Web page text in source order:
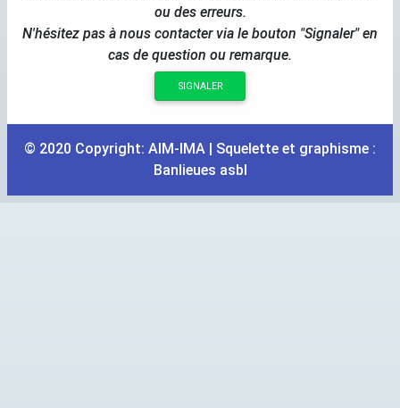
ou des erreurs.
N'hésitez pas à nous contacter via le bouton "Signaler" en
cas de question ou remarque.
SIGNALER
© 2020 Copyright: AIM-IMA | Squelette et graphisme :
Banlieues asbl